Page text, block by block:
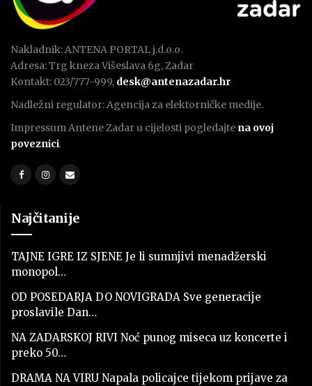
Nakladnik: ANTENA PORTAL j.d.o.o.
Adresa: Trg kneza Višeslava 6g, Zadar
Kontakt: 023/777-999, desk@antenazadar.hr
Nadležni regulator: Agencija za elektorničke medije.
Impressum Antene Zadar u cijelosti pogledajte na ovoj
poveznici.
Najčitanije
TAJNE IGRE IZ SJENE Je li sumnjivi menadžerski
monopol…
OD POSEDARJA DO NOVIGRADA Sve generacije
proslavile Dan…
NA ZADARSKOJ RIVI Noć punog miseca uz koncerte i
preko 50…
DRAMA NA VIRU Napala policajce tijekom prijave za